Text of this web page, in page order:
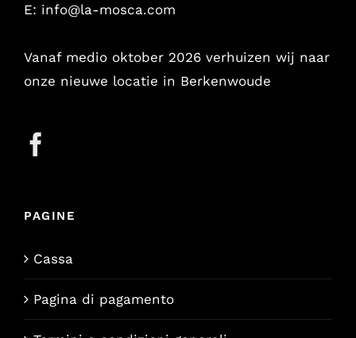
E: info@la-mosca.com
Vanaf medio oktober 2026 verhuizen wij naar
onze nieuwe locatie in Berkenwoude
PAGINE
Cassa
Pagina di pagamento